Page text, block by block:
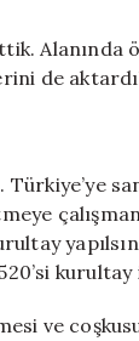
Alanında
de
ve